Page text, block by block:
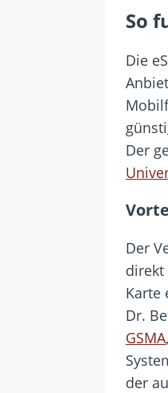
So
Die
Der
Der
direkt
Karte
Dr.
GSMA
der